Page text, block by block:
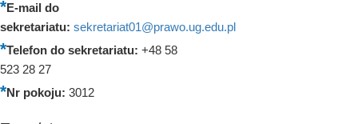
E-mail do
sekretariatu: sekretariat01@prawo.ug.edu.pl
Telefon do sekretariatu: +48 58
523 28 27
Nr pokoju: 3012